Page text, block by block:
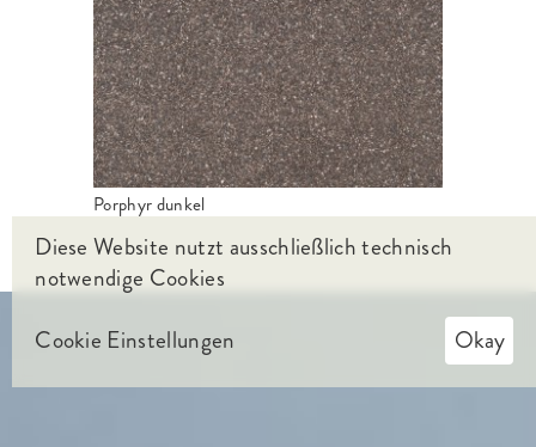
Porphyr dunkel
Diese Website nutzt ausschließlich technisch
notwendige Cookies
Cookie Einstellungen
Okay